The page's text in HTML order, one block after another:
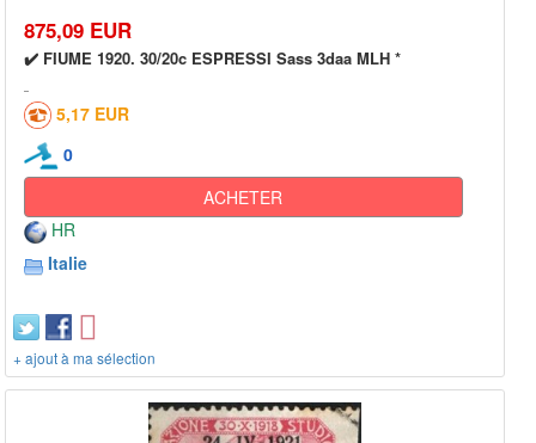
875,09 EUR
✔️ FIUME 1920. 30/20c ESPRESSI Sass 3daa MLH *
5,17 EUR
0
ACHETER
HR
Italie
+ ajout à ma sélection